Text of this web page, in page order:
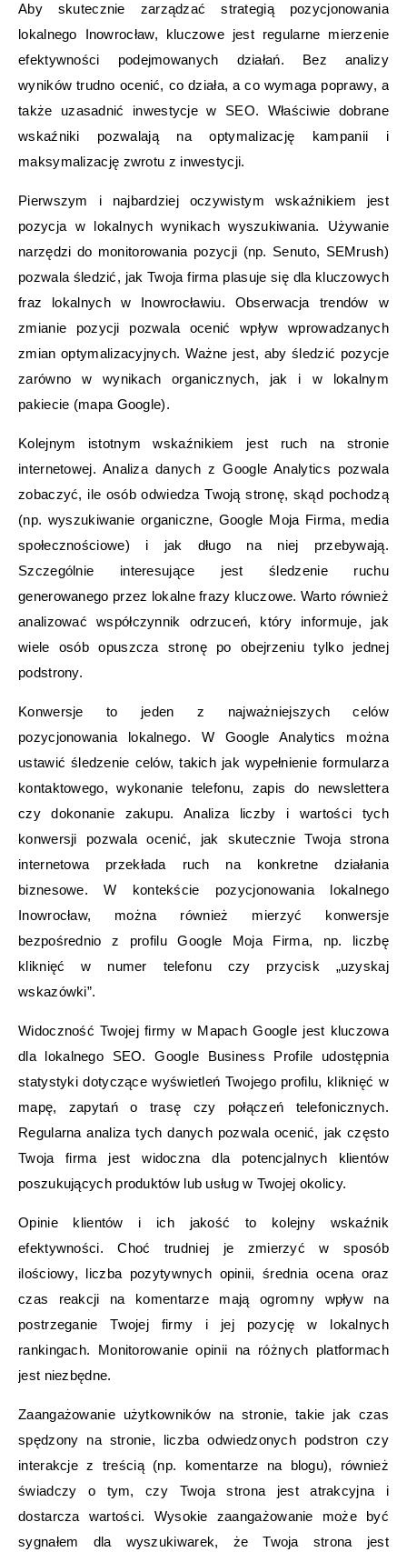
Aby skutecznie zarządzać strategią pozycjonowania
lokalnego Inowrocław, kluczowe jest regularne mierzenie
efektywności podejmowanych działań. Bez analizy
wyników trudno ocenić, co działa, a co wymaga poprawy, a
także uzasadnić inwestycje w SEO. Właściwie dobrane
wskaźniki pozwalają na optymalizację kampanii i
maksymalizację zwrotu z inwestycji.
Pierwszym i najbardziej oczywistym wskaźnikiem jest
pozycja w lokalnych wynikach wyszukiwania. Używanie
narzędzi do monitorowania pozycji (np. Senuto, SEMrush)
pozwala śledzić, jak Twoja firma plasuje się dla kluczowych
fraz lokalnych w Inowrocławiu. Obserwacja trendów w
zmianie pozycji pozwala ocenić wpływ wprowadzanych
zmian optymalizacyjnych. Ważne jest, aby śledzić pozycje
zarówno w wynikach organicznych, jak i w lokalnym
pakiecie (mapa Google).
Kolejnym istotnym wskaźnikiem jest ruch na stronie
internetowej. Analiza danych z Google Analytics pozwala
zobaczyć, ile osób odwiedza Twoją stronę, skąd pochodzą
(np. wyszukiwanie organiczne, Google Moja Firma, media
społecznościowe) i jak długo na niej przebywają.
Szczególnie interesujące jest śledzenie ruchu
generowanego przez lokalne frazy kluczowe. Warto również
analizować współczynnik odrzuceń, który informuje, jak
wiele osób opuszcza stronę po obejrzeniu tylko jednej
podstrony.
Konwersje to jeden z najważniejszych celów
pozycjonowania lokalnego. W Google Analytics można
ustawić śledzenie celów, takich jak wypełnienie formularza
kontaktowego, wykonanie telefonu, zapis do newslettera
czy dokonanie zakupu. Analiza liczby i wartości tych
konwersji pozwala ocenić, jak skutecznie Twoja strona
internetowa przekłada ruch na konkretne działania
biznesowe. W kontekście pozycjonowania lokalnego
Inowrocław, można również mierzyć konwersje
bezpośrednio z profilu Google Moja Firma, np. liczbę
kliknięć w numer telefonu czy przycisk „uzyskaj
wskazówki”.
Widoczność Twojej firmy w Mapach Google jest kluczowa
dla lokalnego SEO. Google Business Profile udostępnia
statystyki dotyczące wyświetleń Twojego profilu, kliknięć w
mapę, zapytań o trasę czy połączeń telefonicznych.
Regularna analiza tych danych pozwala ocenić, jak często
Twoja firma jest widoczna dla potencjalnych klientów
poszukujących produktów lub usług w Twojej okolicy.
Opinie klientów i ich jakość to kolejny wskaźnik
efektywności. Choć trudniej je zmierzyć w sposób
ilościowy, liczba pozytywnych opinii, średnia ocena oraz
czas reakcji na komentarze mają ogromny wpływ na
postrzeganie Twojej firmy i jej pozycję w lokalnych
rankingach. Monitorowanie opinii na różnych platformach
jest niezbędne.
Zaangażowanie użytkowników na stronie, takie jak czas
spędzony na stronie, liczba odwiedzonych podstron czy
interakcje z treścią (np. komentarze na blogu), również
świadczy o tym, czy Twoja strona jest atrakcyjna i
dostarcza wartości. Wysokie zaangażowanie może być
sygnałem dla wyszukiwarek, że Twoja strona jest